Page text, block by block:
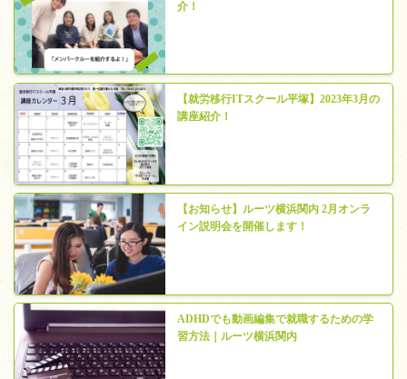
介！
【就労移行ITスクール平塚】2023年3月の
講座紹介！
【お知らせ】ルーツ横浜関内 2月オンラ
イン説明会を開催します！
ADHDでも動画編集で就職するための学
習方法｜ルーツ横浜関内